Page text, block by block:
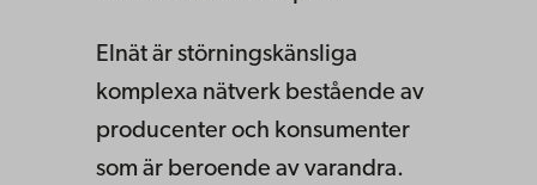
Elnät är störningskänsliga
komplexa nätverk bestående av
producenter och konsumenter
som är beroende av varand­ra.